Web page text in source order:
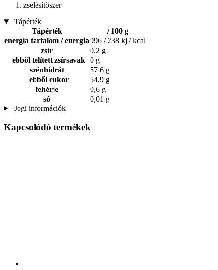
zselésítőszer
Tápérték
Tápérték
/ 100 g
energia tartalom / energia996 / 238 kj / kcal
zsír
0,2 g
ebből telített zsírsavak 0 g
szénhidrát
57,6 g
ebből cukor
54,9 g
fehérje
0,6 g
só
0,01 g
Jogi információk
Kapcsolódó termékek